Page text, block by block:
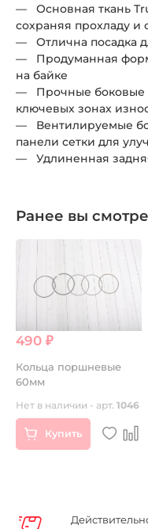
— Основная ткань
сохраняя прохладу и
— Отлична посадка
— Продуманная
на байке
— Прочные боковые
ключевых зонах
— Вентилируемые
панели сетки для
— Удлиненная
Ранее вы
490 ₽
Кольца поршневые
60мм
Нет в наличии - арт. 1046
Купить